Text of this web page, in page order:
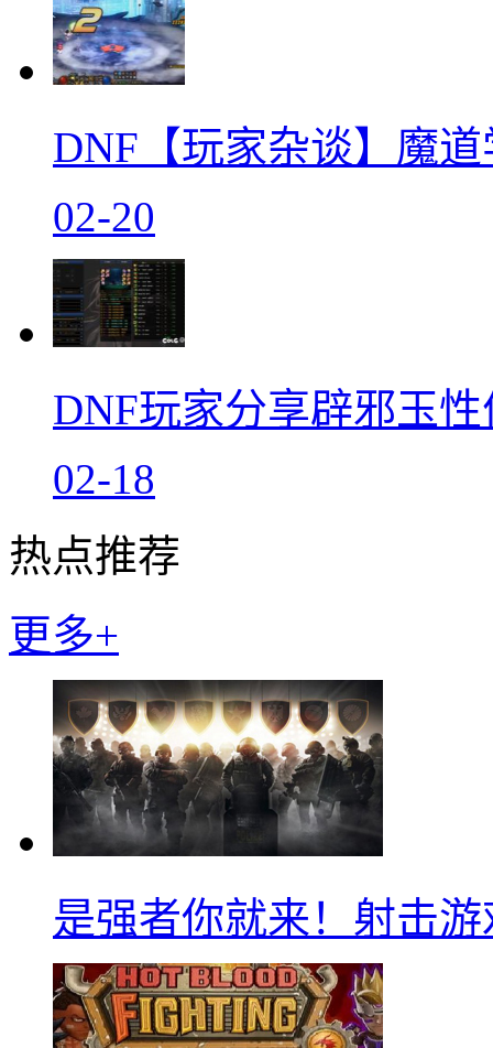
DNF【玩家杂谈】魔
02-20
DNF玩家分享辟邪玉
02-18
热点推荐
更多+
是强者你就来！射击